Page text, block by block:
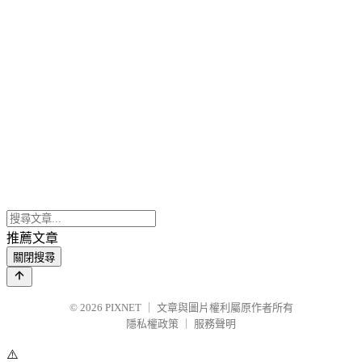
推薦文章
關閉搜尋
© 2026 PIXNET
文章與圖片權利屬原作者所有
隱私權政策
服務聲明
⚠️